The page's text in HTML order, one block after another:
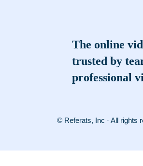
The online
trusted by
professional
© Referats, Inc · All rights